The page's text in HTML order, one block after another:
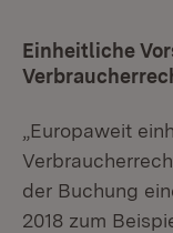
Einheitliche
„Europaweit
der Buchung
2018 zum